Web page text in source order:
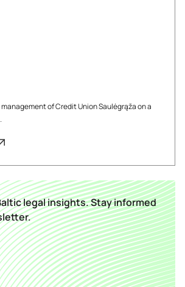
of Credit Union Saulėgrąža on a
legal insights. Stay informed